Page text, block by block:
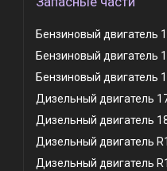
Бензиновый двигатель
Бензиновый двигатель
Бензиновый двигатель
Дизельный двигатель
Дизельный двигатель
Дизельный двигатель
Дизельный двигатель